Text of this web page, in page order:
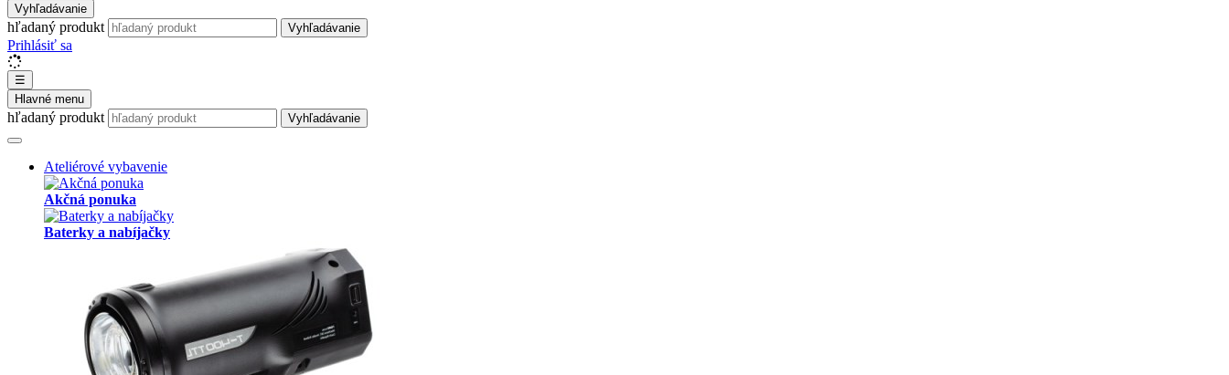
Vyhľadávanie
hľadaný produkt Vyhľadávanie
Prihlásiť sa
☰
Hlavné menu
hľadaný produkt Vyhľadávanie
Ateliérové vybavenie
Akčná ponuka
Baterky a nabíjačky